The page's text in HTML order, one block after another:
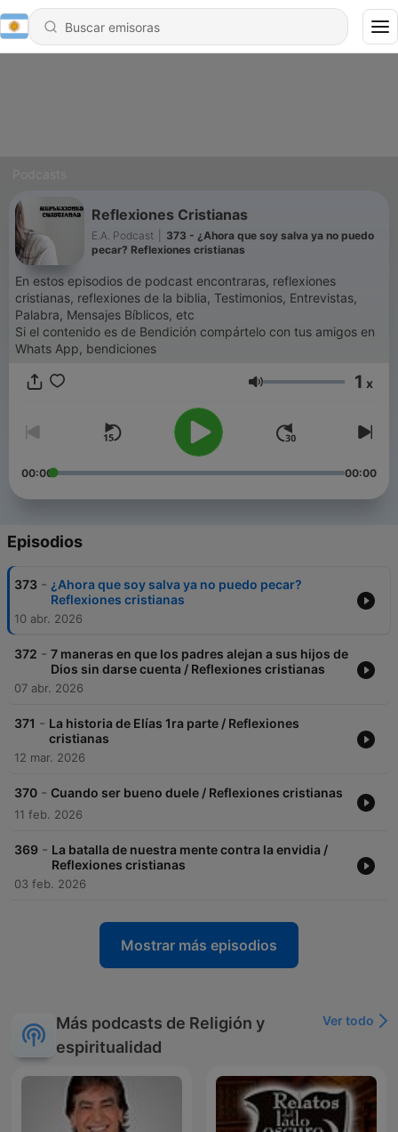
Reflexiones Cristianas
E.A. Podcast
373 - ¿Ahora que soy salva ya no puedo
pecar? Reflexiones cristianas
En estos episodios de podcast encontraras, reflexiones
cristianas, reflexiones de la biblia, Testimonios, Entrevistas,
Palabra, Mensajes Bíblicos, etc
Si el contenido es de Bendición compártelo con tus amigos en
Whats App, bendiciones
Volumen 1 x
00:00 00:00
Episodios
373 - ¿Ahora que soy salva ya no puedo pecar?
Reflexiones cristianas
10 abr. 2026
372 - 7 maneras en que los padres alejan a sus hijos de
Dios sin darse cuenta / Reflexiones cristianas
07 abr. 2026
371 - La historia de Elías 1ra parte / Reflexiones
cristianas
12 mar. 2026
370 - Cuando ser bueno duele / Reflexiones cristianas
11 feb. 2026
369 - La batalla de nuestra mente contra la envidia /
Reflexiones cristianas
03 feb. 2026
Mostrar más episodios
Más podcasts de Religión y
espiritualidad
Ver todo